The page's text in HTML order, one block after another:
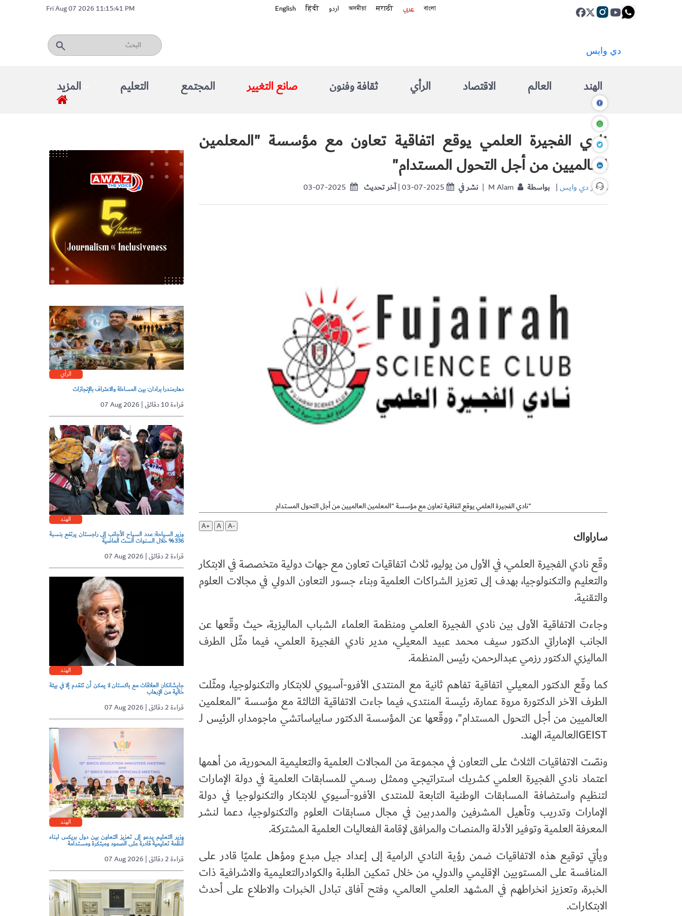
Fri Aug 07 2026 11:15:41 PM English हिंदी اردو অসমীয়া मराठी عربي বাংলা
المزيد التعليم المجتمع صانع التغيير ثقافة وفنون الرأي الاقتصاد العالم الهند
الرأي
دهارمندرا برادان: بين المساءلة والاعتراف بالإنجازات
07 Aug 2026 | قراءة 10 دقائق
الهند
وزير السياحة: عدد السياح الأجانب إلى راجستان يرتفع بنسبة
336% خلال السنوات الست الماضية
07 Aug 2026 | قراءة 2 دقائق
الهند
جايشانكار: العلاقات مع باكستان لا يمكن أن تتقدم إلا في بيئة
خالية من الإرهاب
07 Aug 2026 | قراءة 2 دقائق
الهند
وزير التعليم يدعو إلى تعزيز التعاون بين دول بريكس لبناء
أنظمة تعليمية قادرة على الصمود ومبتكرة ومستدامة
07 Aug 2026 | قراءة 2 دقائق
نادي الفجيرة العلمي يوقع اتفاقية تعاون مع مؤسسة "المعلمين
العالميين من أجل التحول المستدام"
03-07-2025 آخر تحديث| 03-07-2025 نشر في | M Alam بواسطة |آواز دي وايس
نادي الفجيرة العلمي يوقع اتفاقية تعاون مع مؤسسة "المعلمين العالميين من أجل التحول المستدام"
A+
A A-
ساراواك
وقّع نادي الفجيرة العلمي، في الأول من يوليو، ثلاث اتفاقيات تعاون مع جهات دولية متخصصة في الابتكار
والتعليم والتكنولوجيا، بهدف إلى تعزيز الشراكات العلمية وبناء جسور التعاون الدولي في مجالات العلوم
والتقنية.
وجاءت الاتفاقية الأولى بين نادي الفجيرة العلمي ومنظمة العلماء الشباب الماليزية، حيث وقّعها عن
الجانب الإماراتي الدكتور سيف محمد عبيد المعيلي، مدير نادي الفجيرة العلمي، فيما مثّل الطرف
الماليزي الدكتور رزمي عبدالرحمن، رئيس المنظمة.
كما وقّع الدكتور المعيلي اتفاقية تفاهم ثانية مع المنتدى الأفرو-آسيوي للابتكار والتكنولوجيا، ومثّلت
الطرف الآخر الدكتورة مروة عمارة، رئيسة المنتدى، فيما جاءت الاتفاقية الثالثة مع مؤسسة "المعلمين
العالميين من أجل التحول المستدام"، ووقّعها عن المؤسسة الدكتور سابياساتشي ماجومدار، الرئيس لـ
GEISTالعالمية، الهند.
ونصّت الاتفاقيات الثلاث على التعاون في مجموعة من المجالات العلمية والتعليمية المحورية، من أهمها
اعتماد نادي الفجيرة العلمي كشريك استراتيجي وممثل رسمي للمسابقات العلمية في دولة الإمارات
لتنظيم واستضافة المسابقات الوطنية التابعة للمنتدى الأفرو-آسيوي للابتكار والتكنولوجيا في دولة
الإمارات وتدريب وتأهيل المشرفين والمدربين في مجال مسابقات العلوم والتكنولوجيا، دعما لنشر
المعرفة العلمية وتوفير الأدلة والمنصات والمرافق لإقامة الفعاليات العلمية المشتركة.
ويأتي توقيع هذه الاتفاقيات ضمن رؤية النادي الرامية إلى إعداد جيل مبدع ومؤهل علميًا قادر على
المنافسة على المستويين الإقليمي والدولي، من خلال تمكين الطلبة والكوادرالتعليمية والاشرافية ذات
الخبرة، وتعزيز انخراطهم في المشهد العلمي العالمي، وفتح آفاق تبادل الخبرات والاطلاع على أحدث
الابتكارات.